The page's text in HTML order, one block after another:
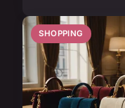
SHOPPING